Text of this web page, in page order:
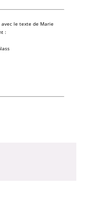
le texte de Marie
: